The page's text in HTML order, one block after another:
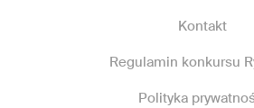
Kontakt
Regulamin konkursu
Polityka